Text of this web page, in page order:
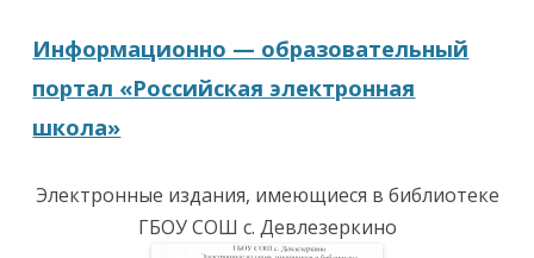
Информационно — образовательный
портал «Российская электронная
школа»
Электронные издания, имеющиеся в библиотеке
ГБОУ СОШ с. Девлезеркино